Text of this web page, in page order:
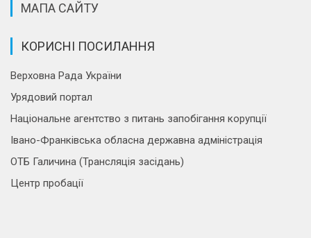
МАПА САЙТУ
КОРИСНІ ПОСИЛАННЯ
Верховна Рада України
Урядовий портал
Національне агентство з питань запобігання корупції
Івано-Франківська обласна державна адміністрація
ОТБ Галичина (Трансляція засідань)
Центр пробації